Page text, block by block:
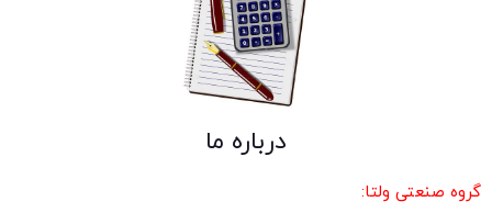
درباره ما
گروه صنعتی ولتا: